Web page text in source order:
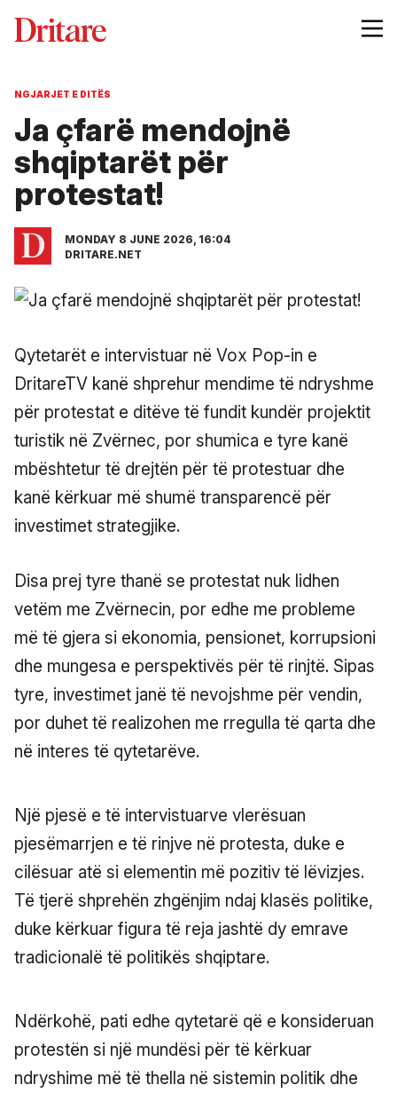
NGJARJET E DITËS
Ja çfarë mendojnë
shqiptarët për
protestat!
MONDAY 8 JUNE 2026, 16:04
DRITARE.NET
Qytetarët e intervistuar në Vox Pop-in e
DritareTV kanë shprehur mendime të ndryshme
për protestat e ditëve të fundit kundër projektit
turistik në Zvërnec, por shumica e tyre kanë
mbështetur të drejtën për të protestuar dhe
kanë kërkuar më shumë transparencë për
investimet strategjike.
Disa prej tyre thanë se protestat nuk lidhen
vetëm me Zvërnecin, por edhe me probleme
më të gjera si ekonomia, pensionet, korrupsioni
dhe mungesa e perspektivës për të rinjtë. Sipas
tyre, investimet janë të nevojshme për vendin,
por duhet të realizohen me rregulla të qarta dhe
në interes të qytetarëve.
Një pjesë e të intervistuarve vlerësuan
pjesëmarrjen e të rinjve në protesta, duke e
cilësuar atë si elementin më pozitiv të lëvizjes.
Të tjerë shprehën zhgënjim ndaj klasës politike,
duke kërkuar figura të reja jashtë dy emrave
tradicionalë të politikës shqiptare.
Ndërkohë, pati edhe qytetarë që e konsideruan
protestën si një mundësi për të kërkuar
ndryshime më të thella në sistemin politik dhe